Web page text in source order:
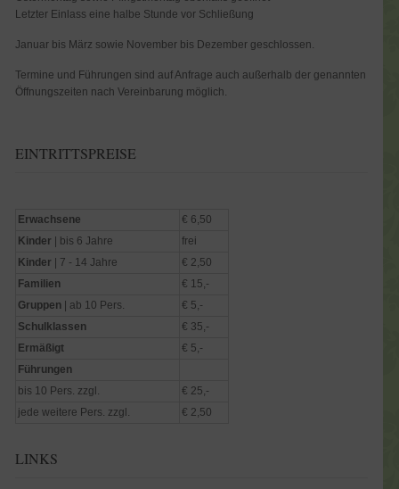
Letzter Einlass eine halbe Stunde vor Schließung
Januar bis März sowie November bis Dezember geschlossen.
Termine und Führungen sind auf Anfrage auch außerhalb der genannten
Öffnungszeiten nach Vereinbarung möglich.
EINTRITTSPREISE
Erwachsene
€ 6,50
Kinder | bis 6 Jahre
frei
Kinder | 7 - 14 Jahre
€ 2,50
Familien
€ 15,-
Gruppen | ab 10 Pers.
€ 5,-
Schulklassen
€ 35,-
Ermäßigt
€ 5,-
Führungen
bis 10 Pers. zzgl.
€ 25,-
jede weitere Pers. zzgl.
€ 2,50
LINKS